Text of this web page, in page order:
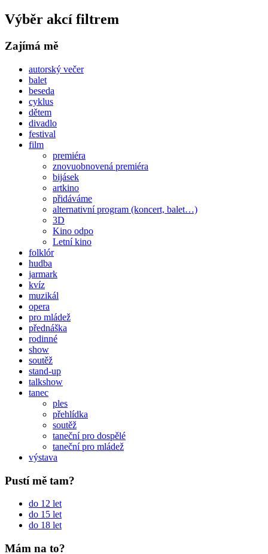
Výběr akcí filtrem
Zajímá mě
autorský večer
balet
beseda
cyklus
dětem
divadlo
festival
film
premiéra
znovuobnovená premiéra
bijásek
artkino
přidáváme
alternativní program (koncert, balet…)
3D
Kino odpo
Letní kino
folklór
hudba
jarmark
kvíz
muzikál
opera
pro mládež
přednáška
rodinné
show
soutěž
stand-up
talkshow
tanec
ples
přehlídka
soutěž
taneční pro dospělé
taneční pro mládež
výstava
Pustí mě tam?
do 12 let
do 15 let
do 18 let
Mám na to?